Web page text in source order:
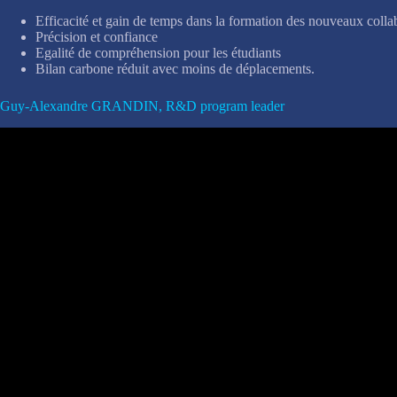
Efficacité et gain de temps dans la formation des nouveaux
Précision et confiance
Egalité de compréhension pour les étudiants
Bilan carbone réduit avec moins de déplacements.
Guy-Alexandre GRANDIN, R&D program leader